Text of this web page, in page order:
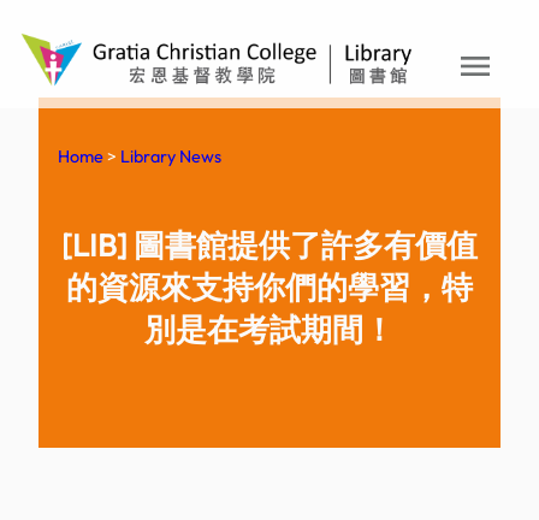
Skip
content
menu
Home> Library News
[LIB] 圖書館提供了許多有價值
的資源來支持你們的學習，特
別是在考試期間！